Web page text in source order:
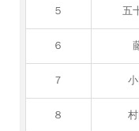
５ 五
６
７
８